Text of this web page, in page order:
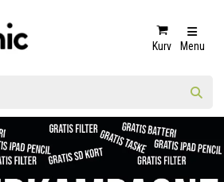
Kurv Menu